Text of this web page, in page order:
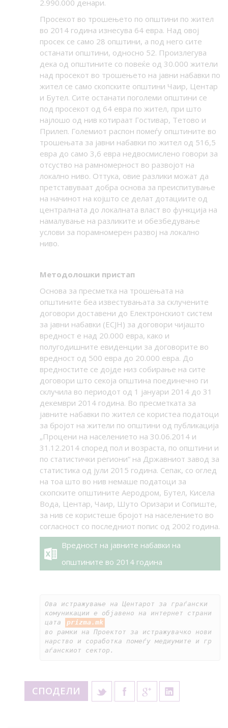
2.990.000 денари.
Просекот во трошењето по општини по жител
во 2014 година изнесува 64 евра. Над овој
просек се само 28 општини, а под него сите
останати општини, односно 52. Произлегува
дека од општините со повеќе од 30.000 жители
над просекот во трошењето на јавни набавки по
жител се само скопските општини Чаир, Центар
и Бутел. Сите останати поголеми општини се
под просекот од 64 евра по жител, при што
најлошо од нив котираат Гостивар, Тетово и
Прилеп. Големиот распон помеѓу општините во
трошењата за јавни набавки по жител од 516,5
евра до само 3,6 евра недвосмислено говори за
отсуство на рамномерност во развојот на
локално ниво. Оттука, овие разлики можат да
претставуваат добра основа за преиспитување
на начинот на којшто се делат дотациите од
централната до локалната власт во функција на
намалување на разликите и обезбедување
услови за порамномерен развој на локално
ниво.
Методолошки пристап
Основа за пресметка на трошењата на
општините беа известувањата за склучените
договори доставени до Електронскиот систем
за јавни набавки (ЕСЈН) за договори чијашто
вредност е над 20.000 евра, како и
полугодишните евиденции за договорите во
вредност од 500 евра до 20.000 евра. До
вредностите се дојде низ собирање на сите
договори што секоја општина поединечно ги
склучила во периодот од 1 јануари 2014 до 31
декември 2014 година. Во пресметката за
јавните набавки по жител се користеа податоци
за бројот на жители по општини од публикација
„Процени на населението на 30.06.2014 и
31.12.2014 според пол и возраста, по општини и
по статистички региони“ на Државниот завод за
статистика од јули 2015 година. Сепак, со оглед
на тоа што во нив немаше податоци за
скопските општините Аеродром, Бутел, Кисела
Вода, Центар, Чаир, Шуто Оризари и Сопиште,
за нив се користеше бројот на населението во
согласност со последниот попис од 2002 година.
Вредност на јавните набавки на
општините во 2014 година
Ова истражување на Центарот за граѓански
комуникации е објавено на интернет страни
цата
prizma.mk
во рамки на Проектот за истражувачко нови
нарство и соработка помеѓу медиумите и гр
аѓанскиот сектор.
СПОДЕЛИ